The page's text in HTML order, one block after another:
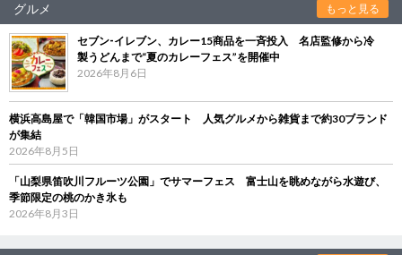
グルメ もっと見る
セブン‐イレブン、カレー15商品を一斉投入 名店監修から冷
製うどんまで“夏のカレーフェス”を開催中
2026年8月6日
横浜高島屋で「韓国市場」がスタート 人気グルメから雑貨まで約30ブランド
が集結
2026年8月5日
「山梨県笛吹川フルーツ公園」でサマーフェス 富士山を眺めながら水遊び、
季節限定の桃のかき氷も
2026年8月3日